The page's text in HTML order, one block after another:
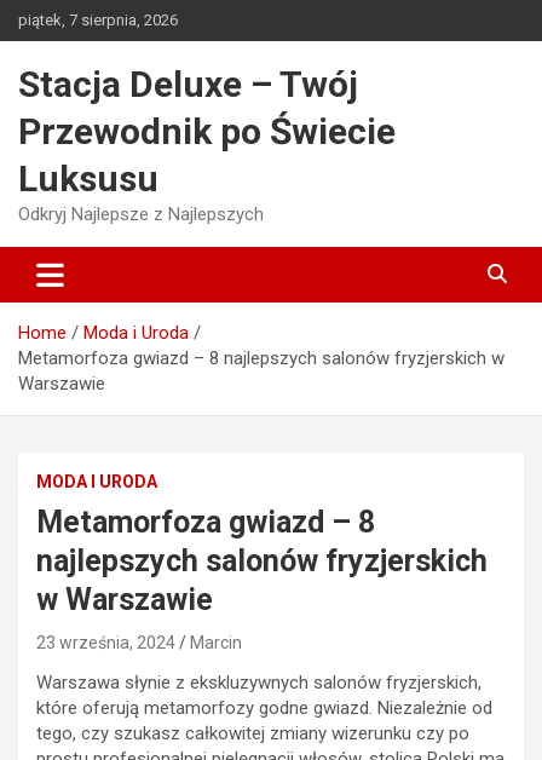
Skip
to
piątek, 7 sierpnia, 2026
Stacja Deluxe – Twój
Przewodnik po Świecie
Luksusu
Odkryj Najlepsze z Najlepszych
Home
Moda i Uroda
Metamorfoza gwiazd – 8 najlepszych salonów fryzjerskich w
Warszawie
MODA I URODA
Metamorfoza gwiazd – 8
najlepszych salonów fryzjerskich
w Warszawie
23 września, 2024 Marcin
Warszawa słynie z ekskluzywnych salonów fryzjerskich,
które oferują metamorfozy godne gwiazd. Niezależnie od
tego, czy szukasz całkowitej zmiany wizerunku czy po